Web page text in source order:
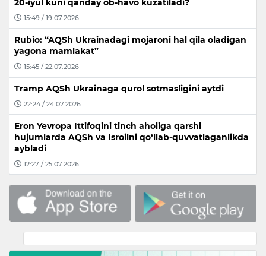
20-iyul kuni qanday ob-havo kuzatiladi?
15:49 / 19.07.2026
Rubio: “AQSh Ukrainadagi mojaroni hal qila oladigan
yagona mamlakat”
15:45 / 22.07.2026
Tramp AQSh Ukrainaga qurol sotmasligini aytdi
22:24 / 24.07.2026
Eron Yevropa Ittifoqini tinch aholiga qarshi
hujumlarda AQSh va Isroilni qo‘llab-quvvatlaganlikda
aybladi
12:27 / 25.07.2026